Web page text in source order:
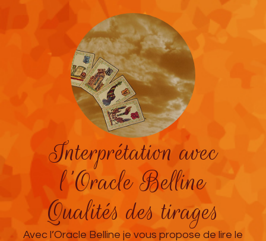
Interprétation avec
l'Oracle Belline
Qualités des tirages
Avec l’Oracle Belline je vous propose de lire le